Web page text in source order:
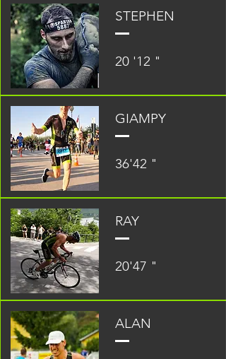
STEPHEN
20 '12 "
GIAMPY
36'42 "
RAY
20'47 "
ALAN